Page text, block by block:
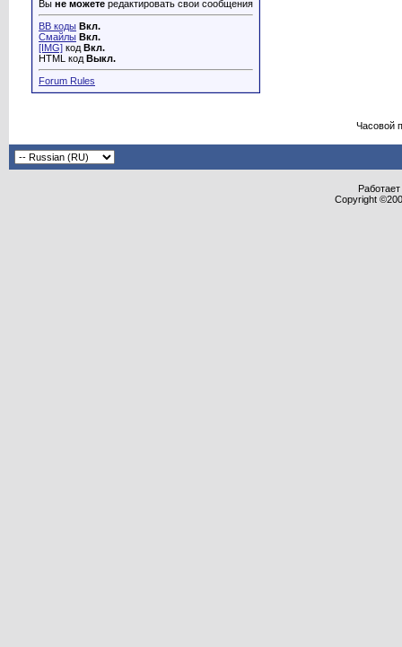
Вы не можете редактировать свои сообщения
BB коды Вкл.
Смайлы Вкл.
[IMG] код Вкл.
HTML код Выкл.
Forum Rules
Часовой
Copyright